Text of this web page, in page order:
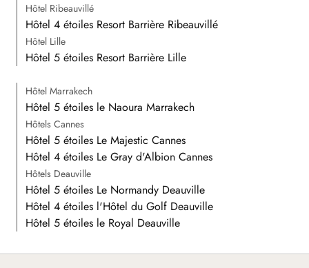
Hôtel Ribeauvillé
Hôtel 4 étoiles Resort Barrière Ribeauvillé
Hôtel Lille
Hôtel 5 étoiles Resort Barrière Lille
Hôtel Marrakech
Hôtel 5 étoiles le Naoura Marrakech
Hôtels Cannes
Hôtel 5 étoiles Le Majestic Cannes
Hôtel 4 étoiles Le Gray d'Albion Cannes
Hôtels Deauville
Hôtel 5 étoiles Le Normandy Deauville
Hôtel 4 étoiles l'Hôtel du Golf Deauville
Hôtel 5 étoiles le Royal Deauville